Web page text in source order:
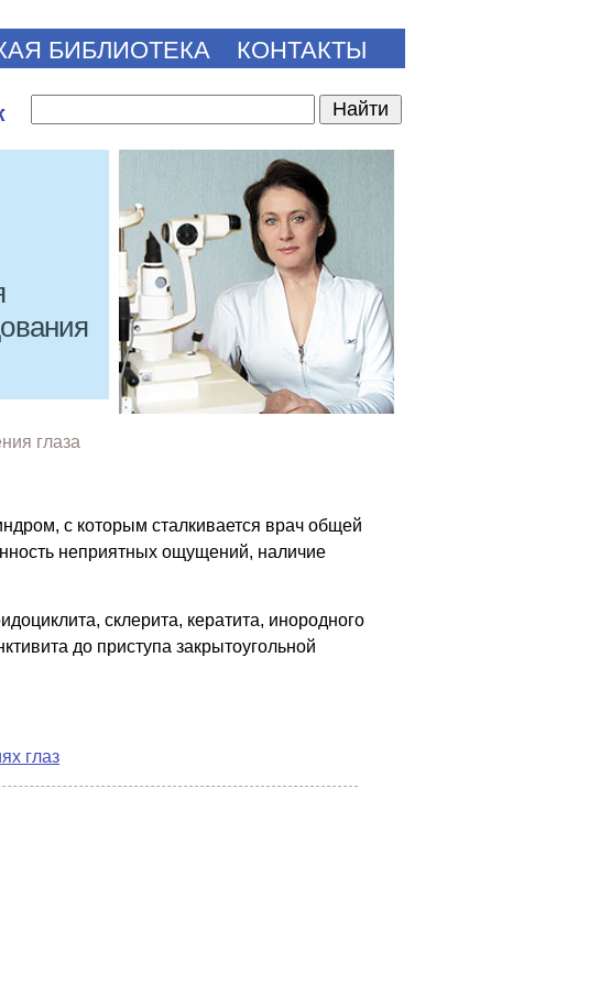
БИБЛИОТЕКА КОНТАКТЫ
глаза
с которым сталкивается врач общей
неприятных ощущений, наличие
склерита, кератита, инородного
до приступа закрытоугольной
глаз